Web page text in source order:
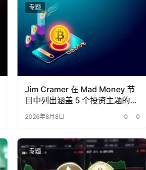
专题
Jim Cramer 在 Mad Money 节
目中列出涵盖 5 个投资主题的
13 只股票
2026年8月8日 0 0
专题